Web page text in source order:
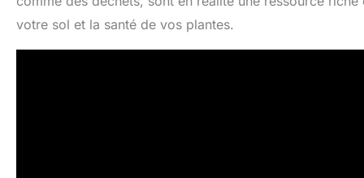
votre sol et la santé de vos plantes.